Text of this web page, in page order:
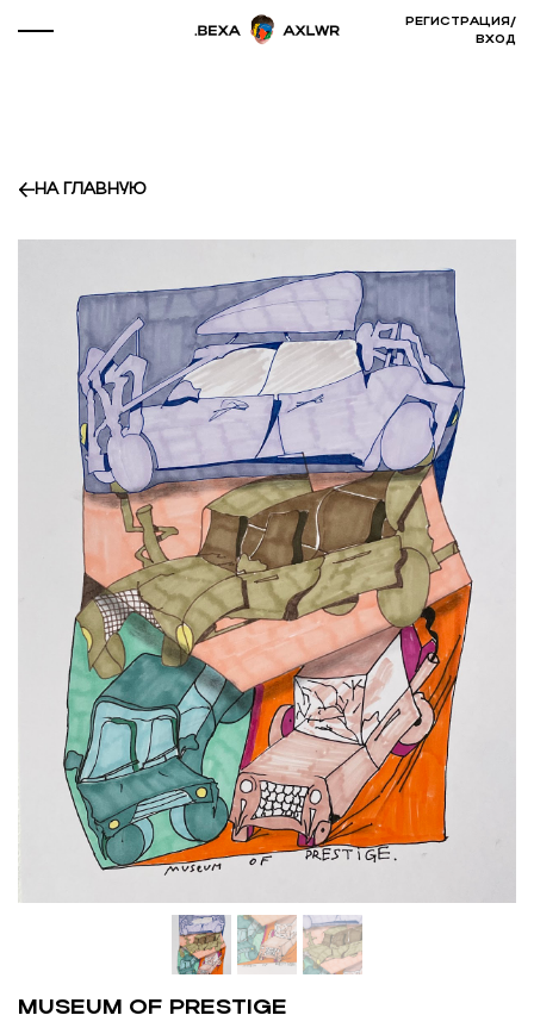
РЕГИСТРАЦИЯ /
ВХОД
НА ГЛАВНУЮ
MUSEUM OF PRESTIGE